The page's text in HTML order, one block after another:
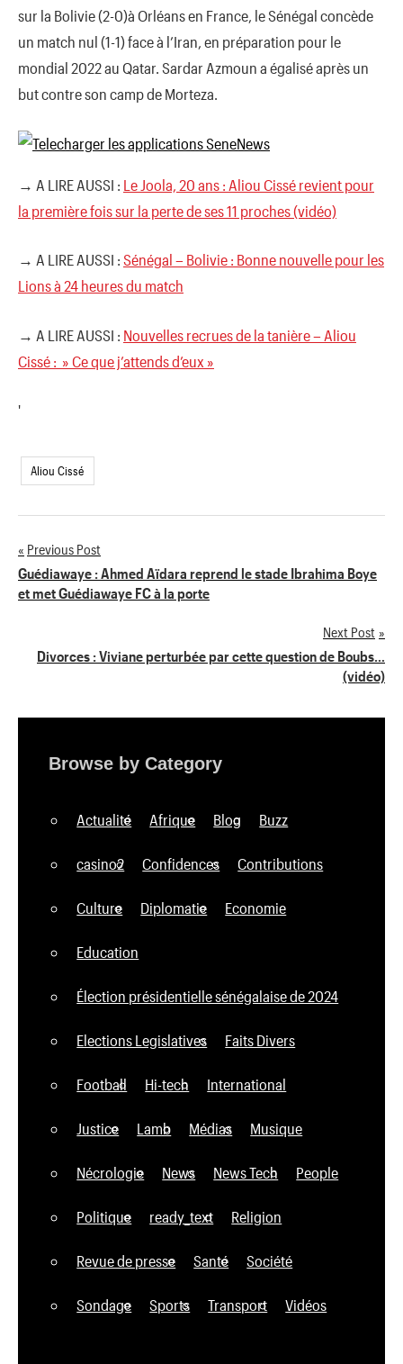
sur la Bolivie (2-0)à Orléans en France, le Sénégal concède
un match nul (1-1) face à l’Iran, en préparation pour le
mondial 2022 au Qatar. Sardar Azmoun a égalisé après un
but contre son camp de Morteza.
→ A LIRE AUSSI : Le Joola, 20 ans : Aliou Cissé revient pour
la première fois sur la perte de ses 11 proches (vidéo)
→ A LIRE AUSSI : Sénégal – Bolivie : Bonne nouvelle pour les
Lions à 24 heures du match
→ A LIRE AUSSI : Nouvelles recrues de la tanière – Aliou
Cissé : » Ce que j’attends d’eux »
'
Aliou Cissé
Navigation
de
Previous Post
Guédiawaye : Ahmed Aïdara reprend le stade Ibrahima Boye
et met Guédiawaye FC à la porte
Next Post
Divorces : Viviane perturbée par cette question de Boubs…
(vidéo)
Browse by Category
Actualité Afrique Blog Buzz
casino2 Confidences Contributions
Culture Diplomatie Economie
Education
Élection présidentielle sénégalaise de 2024
Elections Legislatives Faits Divers
Football Hi-tech International
Justice Lamb Médias Musique
Nécrologie News News Tech People
Politique ready_text Religion
Revue de presse Santé Société
Sondage Sports Transport Vidéos